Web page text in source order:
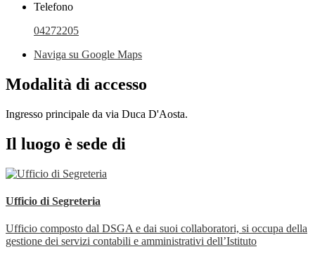
Telefono
04272205
Naviga su Google Maps
Modalità di accesso
Ingresso principale da via Duca D'Aosta.
Il luogo è sede di
Ufficio di Segreteria
Ufficio composto dal DSGA e dai suoi collaboratori, si occupa della
gestione dei servizi contabili e amministrativi dell’Istituto